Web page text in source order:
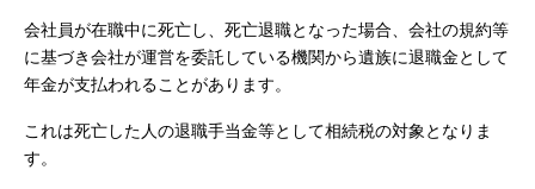
会社員が在職中に死亡し、死亡退職となった場合、会社の規約等
に基づき会社が運営を委託している機関から遺族に退職金として
年金が支払われることがあります。
これは死亡した人の退職手当金等として相続税の対象となりま
す。